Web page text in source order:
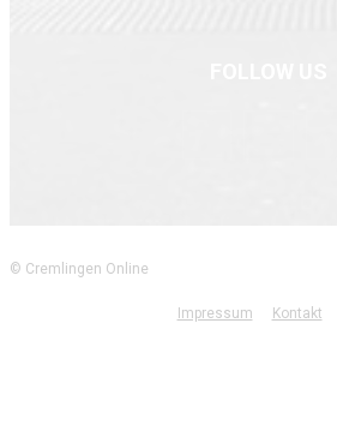
© Cremlingen Online
Impressum Kontakt